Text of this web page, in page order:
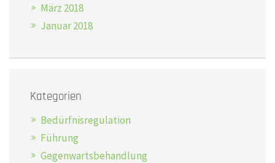
März 2018
Januar 2018
Kategorien
Bedürfnisregulation
Führung
Gegenwartsbehandlung